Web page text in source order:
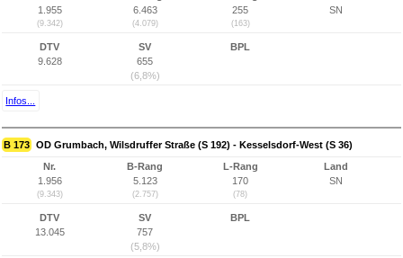
1.955
(9.342)
6.463
(4.079)
255
(163)
SN
DTV
9.628
SV
655
(6,8%)
BPL
Infos...
B 173 OD Grumbach, Wilsdruffer Straße (S 192) - Kesselsdorf-West (S 36)
Nr.
1.956
(9.343)
B-Rang
5.123
(2.757)
L-Rang
170
(78)
Land
SN
DTV
13.045
SV
757
(5,8%)
BPL